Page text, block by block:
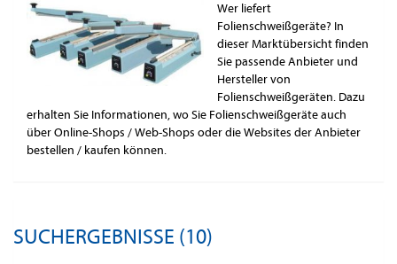
Wer liefert
Folienschweißgeräte? In
dieser Marktübersicht finden
Sie passende Anbieter und
Hersteller von
Folienschweißgeräten. Dazu
erhalten Sie Informationen, wo Sie Folienschweißgeräte auch
über Online-Shops / Web-Shops oder die Websites der Anbieter
bestellen / kaufen können.
SUCHERGEBNISSE (10)